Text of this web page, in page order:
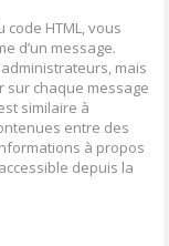
HTML, vous
d’un message.
mais
sur chaque message
similaire à
entre des
à propos
depuis la